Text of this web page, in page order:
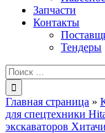
Запчасти
Контакты
Тендеры
Результат
поиска:
Главная страница »
для спецтехники
экскаваторов Хитачи